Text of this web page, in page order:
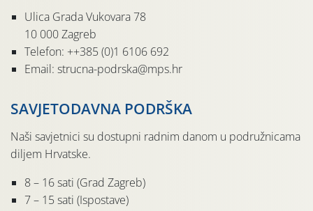
Ulica Grada Vukovara 78
10 000 Zagreb
Telefon: ++385 (0)1 6106 692
Email: strucna-podrska@mps.hr
SAVJETODAVNA PODRŠKA
Naši savjetnici su dostupni radnim danom u podružnicama
diljem Hrvatske.
8 – 16 sati (Grad Zagreb)
7 – 15 sati (Ispostave)